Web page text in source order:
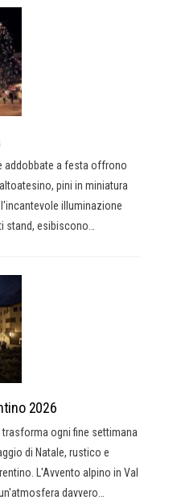
addobbate a festa offrono
pini in miniatura
illuminazione
stand, esibiscono…
2026
trasforma ogni fine settimana
di Natale, rustico e
L'Avvento alpino in Val
davvero…